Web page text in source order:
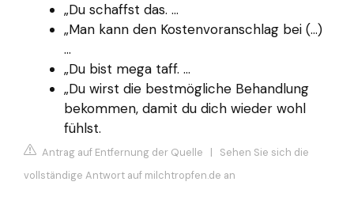
„Du schaffst das. ...
„Man kann den Kostenvoranschlag bei (…)
...
„Du bist mega taff. ...
„Du wirst die bestmögliche Behandlung
bekommen, damit du dich wieder wohl
fühlst.
Antrag auf Entfernung der Quelle | Sehen Sie sich die
vollständige Antwort auf milchtropfen.de an